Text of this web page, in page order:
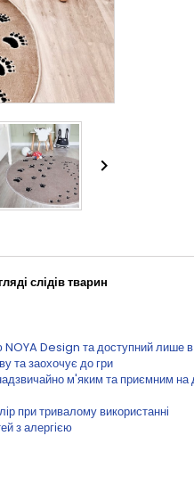

слідів тварин
NOYA Design та доступний лише
та заохочує до гри
м'яким та приємним на
при тривалому використанні
з алергією